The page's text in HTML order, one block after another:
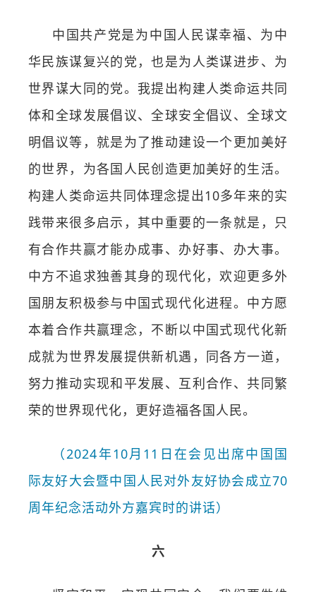
中国共产党是为中国人民谋幸福、为中
华民族谋复兴的党，也是为人类谋进步、为
世界谋大同的党。我提出构建人类命运共同
体和全球发展倡议、全球安全倡议、全球文
明倡议等，就是为了推动建设一个更加美好
的世界，为各国人民创造更加美好的生活。
构建人类命运共同体理念提出10多年来的实
践带来很多启示，其中重要的一条就是，只
有合作共赢才能办成事、办好事、办大事。
中方不追求独善其身的现代化，欢迎更多外
国朋友积极参与中国式现代化进程。中方愿
本着合作共赢理念，不断以中国式现代化新
成就为世界发展提供新机遇，同各方一道，
努力推动实现和平发展、互利合作、共同繁
荣的世界现代化，更好造福各国人民。
（2024年10月11日在会见出席中国国
际友好大会暨中国人民对外友好协会成立70
周年纪念活动外方嘉宾时的讲话）
六